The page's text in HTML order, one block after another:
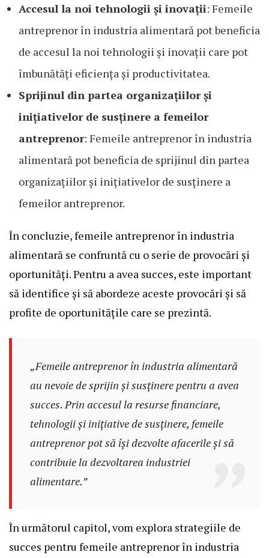
Accesul la noi tehnologii și inovații: Femeile
antreprenor în industria alimentară pot beneficia
de accesul la noi tehnologii și inovații care pot
îmbunătăți eficiența și productivitatea.
Sprijinul din partea organizațiilor și
inițiativelor de susținere a femeilor
antreprenor: Femeile antreprenor în industria
alimentară pot beneficia de sprijinul din partea
organizațiilor și inițiativelor de susținere a
femeilor antreprenor.
În concluzie, femeile antreprenor în industria
alimentară se confruntă cu o serie de provocări și
oportunități. Pentru a avea succes, este important
să identifice și să abordeze aceste provocări și să
profite de oportunitățile care se prezintă.
„Femeile antreprenor în industria alimentară
au nevoie de sprijin și susținere pentru a avea
succes. Prin accesul la resurse financiare,
tehnologii și inițiative de susținere, femeile
antreprenor pot să își dezvolte afacerile și să
contribuie la dezvoltarea industriei
alimentare.”
În următorul capitol, vom explora strategiile de
succes pentru femeile antreprenor în industria